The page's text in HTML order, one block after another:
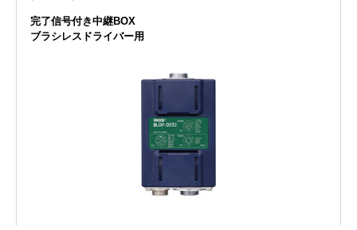
完了信号付き中継BOX
ブラシレスドライバー用